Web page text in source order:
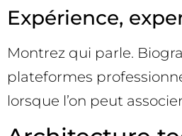
Expérience,
Montrez qui parle.
plateformes
lorsque l’on peut